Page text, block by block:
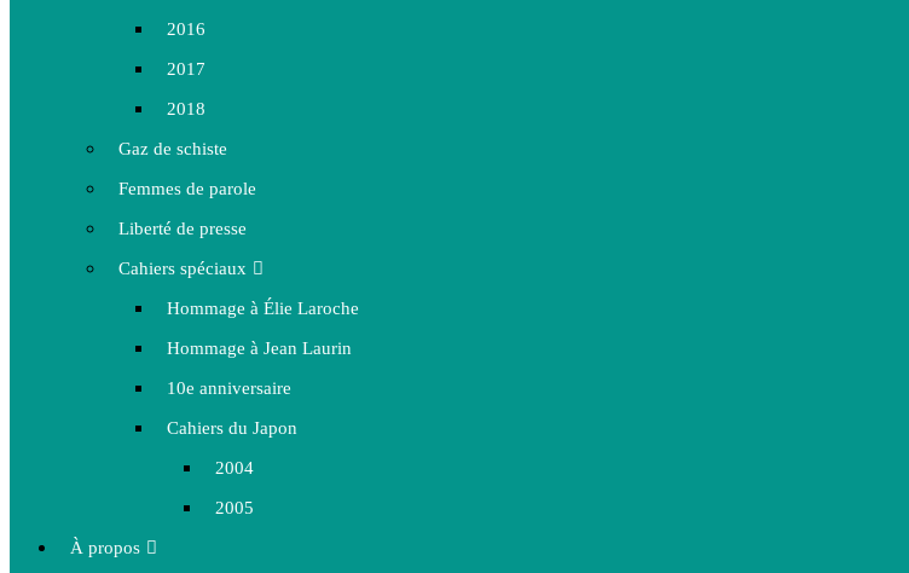
2016
2017
2018
Gaz de schiste
Femmes de parole
Liberté de presse
Cahiers spéciaux
Hommage à Élie Laroche
Hommage à Jean Laurin
10e anniversaire
Cahiers du Japon
2004
2005
À propos